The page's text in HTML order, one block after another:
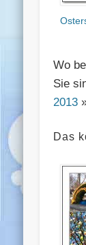
Wo
Sie
2013
Das